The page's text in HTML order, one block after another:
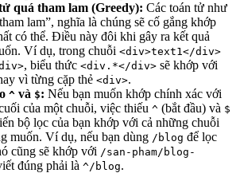
quá tham lam (Greedy): Các toán tử như
lam”, nghĩa là chúng sẽ cố gắng khớp
có thể. Điều này đôi khi gây ra kết quả
Ví dụ, trong chuỗi <div>text1</div>
, biểu thức <div.*</div> sẽ khớp với
vì từng cặp thẻ <div>.
^ và $: Nếu bạn muốn khớp chính xác với
của một chuỗi, việc thiếu ^ (bắt đầu) và $
bộ lọc của bạn khớp với cả những chuỗi
muốn. Ví dụ, nếu bạn dùng /blog để lọc
cũng sẽ khớp với /san-pham/blog-
đúng phải là ^/blog.